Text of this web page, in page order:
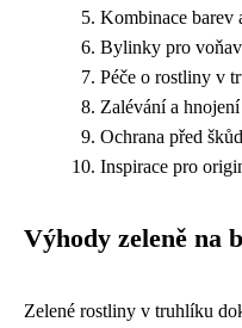
Kombinace barev
Bylinky pro
Péče o rostliny v
Zalévání a hnojení
Ochrana před
Inspirace pro
Výhody zeleně na
Zelené rostliny v truhlíku